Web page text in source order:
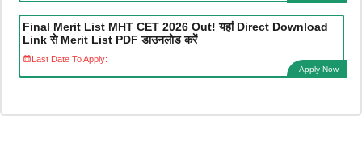
Final Merit List MHT CET 2026 Out! यहां Direct Download
Link से Merit List PDF डाउनलोड करें
Last Date To Apply:
Apply Now